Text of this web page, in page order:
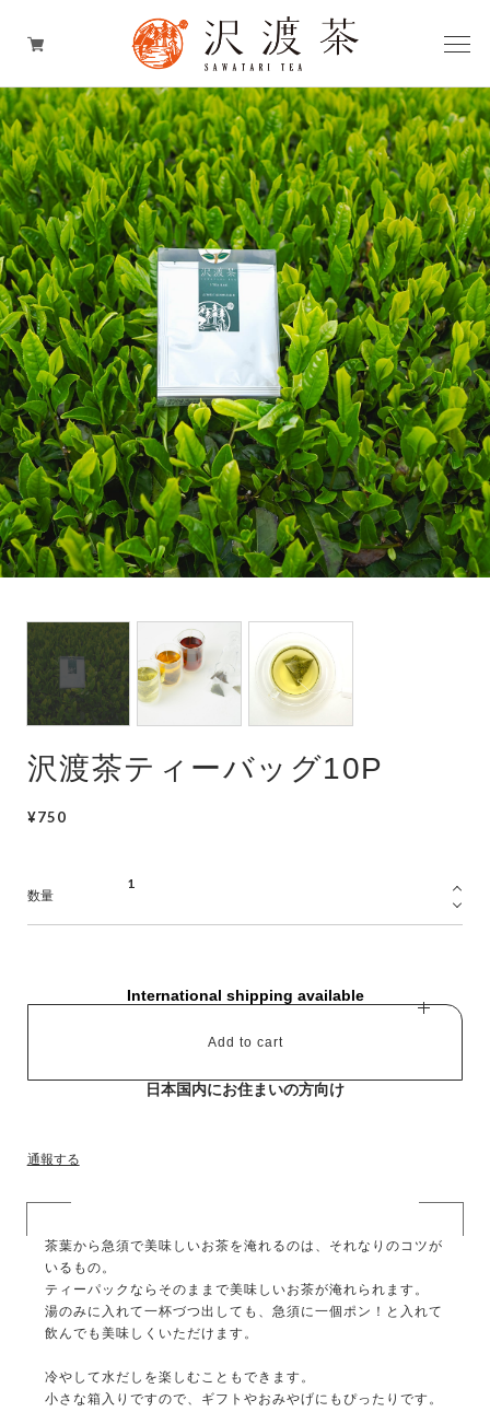
お茶
お茶のスイーツ
お茶の加工品
お茶のギフト
期間限定商品
沢渡茶ティーバッグ10P
¥750
数量
International shipping available
Add to cart
日本国内にお住まいの方向け
通報する
茶葉から急須で美味しいお茶を淹れるのは、それなりのコツが
いるもの。
ティーパックならそのままで美味しいお茶が淹れられます。
湯のみに入れて一杯づつ出しても、急須に一個ポン！と入れて
飲んでも美味しくいただけます。
冷やして水だしを楽しむこともできます。
小さな箱入りですので、ギフトやおみやげにもぴったりです。